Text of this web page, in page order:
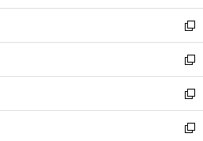
開
く
ウ
で
開
く
ン
ド
ウ
で
開
く
新
し
い
ウ
ィ
ン
ド
新
し
い
ウ
ィ
新
し
い
新